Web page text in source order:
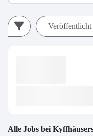
Veröffentlicht
Alle Jobs bei